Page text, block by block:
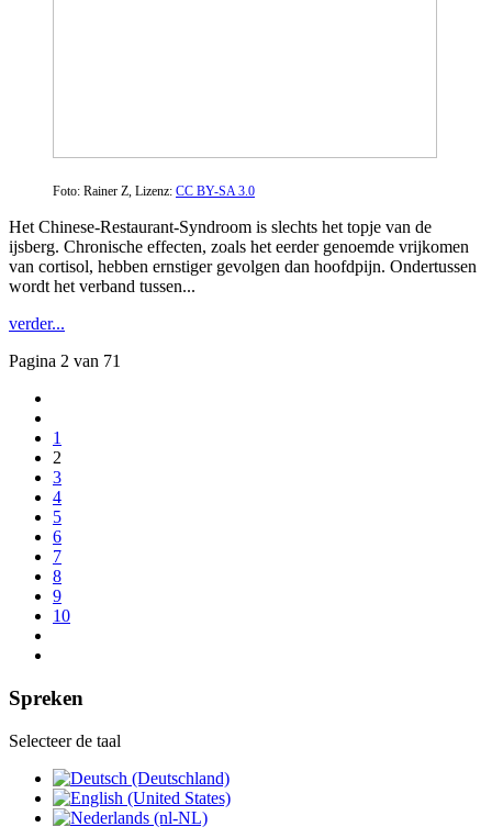
Foto: Rainer Z, Lizenz: CC BY-SA 3.0
Het Chinese-Restaurant-Syndroom is slechts het topje van de
ijsberg. Chronische effecten, zoals het eerder genoemde vrijkomen
van cortisol, hebben ernstiger gevolgen dan hoofdpijn. Ondertussen
wordt het verband tussen...
verder...
Pagina 2 van 71
1
2
3
4
5
6
7
8
9
10
Spreken
Selecteer de taal